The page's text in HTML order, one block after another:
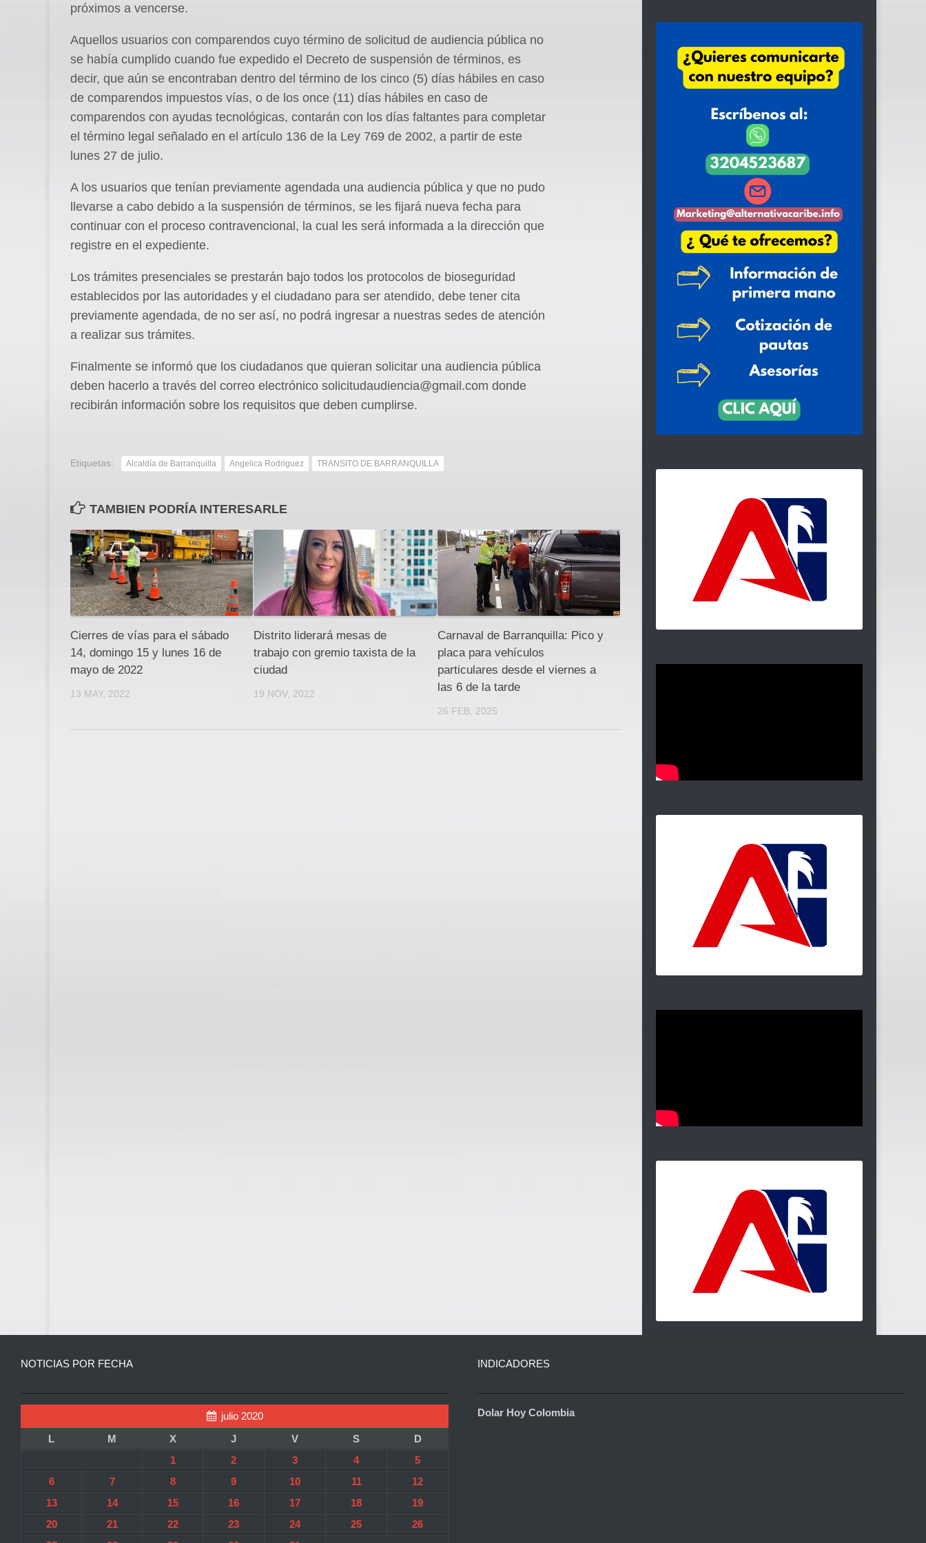
próximos a vencerse.
Aquellos usuarios con comparendos cuyo término de solicitud de audiencia pública no
se había cumplido cuando fue expedido el Decreto de suspensión de términos, es
decir, que aún se encontraban dentro del término de los cinco (5) días hábiles en caso
de comparendos impuestos vías, o de los once (11) días hábiles en caso de
comparendos con ayudas tecnológicas, contarán con los días faltantes para completar
el término legal señalado en el artículo 136 de la Ley 769 de 2002, a partir de este
lunes 27 de julio.
A los usuarios que tenían previamente agendada una audiencia pública y que no pudo
llevarse a cabo debido a la suspensión de términos, se les fijará nueva fecha para
continuar con el proceso contravencional, la cual les será informada a la dirección que
registre en el expediente.
Los trámites presenciales se prestarán bajo todos los protocolos de bioseguridad
establecidos por las autoridades y el ciudadano para ser atendido, debe tener cita
previamente agendada, de no ser así, no podrá ingresar a nuestras sedes de atención
a realizar sus trámites.
Finalmente se informó que los ciudadanos que quieran solicitar una audiencia pública
deben hacerlo a través del correo electrónico solicitudaudiencia@gmail.com donde
recibirán información sobre los requisitos que deben cumplirse.
Etiquetas: Alcaldía de Barranquilla Angelica Rodriguez TRANSITO DE BARRANQUILLA
TAMBIEN PODRÍA INTERESARLE
Cierres de vías para el sábado
14, domingo 15 y lunes 16 de
mayo de 2022
13 MAY, 2022
Distrito liderará mesas de
trabajo con gremio taxista de la
ciudad
19 NOV, 2022
Carnaval de Barranquilla: Pico y
placa para vehículos
particulares desde el viernes a
las 6 de la tarde
26 FEB, 2025
NOTICIAS POR FECHA
julio 2020
L
M X J V S
D
1
2 3 4
5
6
7 8 9 10 11
12
13
14 15 16 17 18
19
20
21 22 23 24 25
26
INDICADORES
Dolar Hoy Colombia